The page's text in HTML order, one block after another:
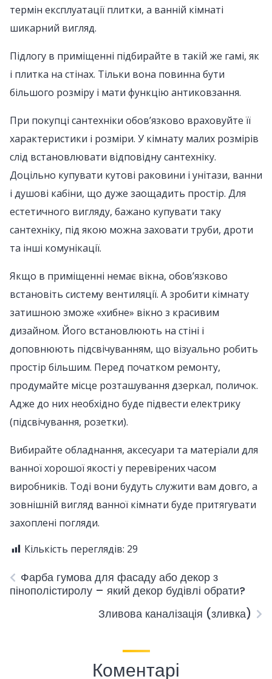
термін експлуатації плитки, а ванній кімнаті
шикарний вигляд.
Підлогу в приміщенні підбирайте в такій же гамі, як
і плитка на стінах. Тільки вона повинна бути
більшого розміру і мати функцію антиковзання.
При покупці сантехніки обов’язково враховуйте її
характеристики і розміри. У кімнату малих розмірів
слід встановлювати відповідну сантехніку.
Доцільно купувати кутові раковини і унітази, ванни
і душові кабіни, що дуже заощадить простір. Для
естетичного вигляду, бажано купувати таку
сантехніку, під якою можна заховати труби, дроти
та інші комунікації.
Якщо в приміщенні немає вікна, обов’язково
встановіть систему вентиляції. А зробити кімнату
затишною зможе «хибне» вікно з красивим
дизайном. Його встановлюють на стіні і
доповнюють підсвічуванням, що візуально робить
простір більшим. Перед початком ремонту,
продумайте місце розташування дзеркал, поличок.
Адже до них необхідно буде підвести електрику
(підсвічування, розетки).
Вибирайте обладнання, аксесуари та матеріали для
ванної хорошої якості у перевірених часом
виробників. Тоді вони будуть служити вам довго, а
зовнішній вигляд ванної кімнати буде притягувати
захоплені погляди.
Кількість переглядів: 29
Фарба гумова для фасаду або декор з
пінополістиролу – який декор будівлі обрати?
Зливова каналізація (зливка)
Коментарі